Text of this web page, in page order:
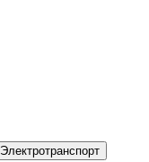
Электротранспорт